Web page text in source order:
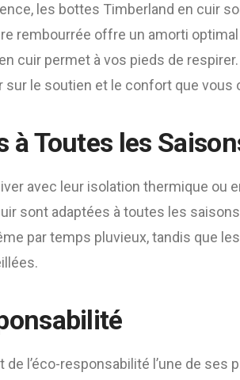
les bottes Timberland en cuir
rembourrée offre un amorti
cuir permet à vos pieds de
sur le soutien et le confort que vous
à Toutes les
avec leur isolation thermique ou
sont adaptées à toutes les
par temps pluvieux, tandis que
de l’éco-responsabilité l’une de ses